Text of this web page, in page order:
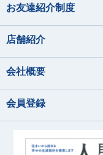
お友達紹介制度
店舗紹介
会社概要
会員登録